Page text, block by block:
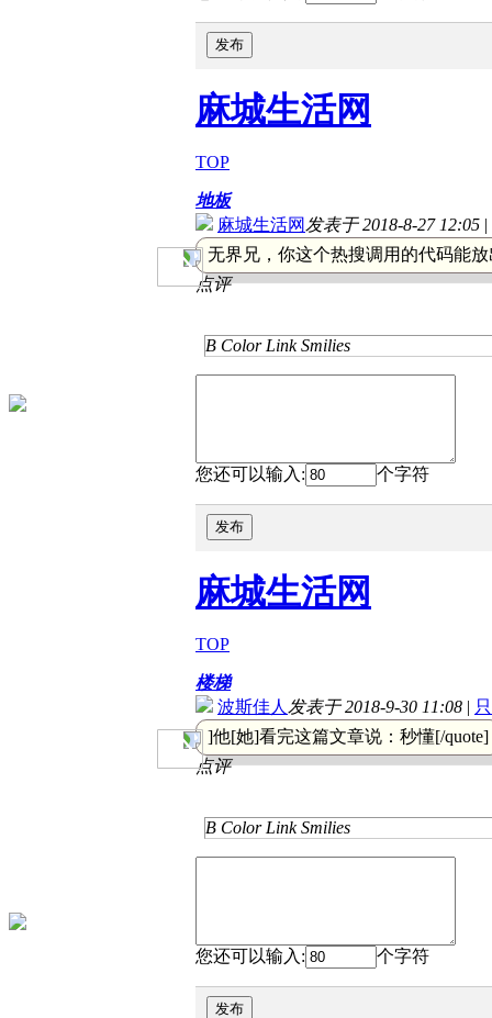
发布
麻城生活网
TOP
地板
麻城生活网 发表于 2018-8-27 12:05 |
无界兄，你这个热搜调用的代码能
点评
B Color Link Smilies
您还可以输入: 个字符
发布
麻城生活网
TOP
楼梯
波斯佳人 发表于 2018-9-30 11:08 |
]他[她]看完这篇文章说： 秒懂[/quote]
点评
B Color Link Smilies
您还可以输入: 个字符
发布